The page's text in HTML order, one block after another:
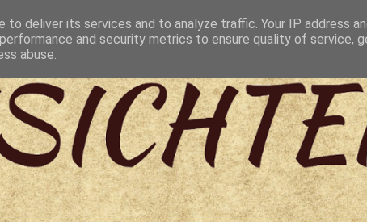
to deliver its services and to analyze traffic. Your IP address
and security metrics to ensure quality of service,
abuse.